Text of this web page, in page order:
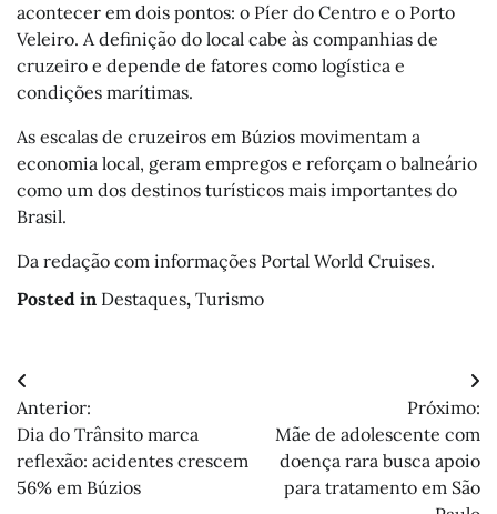
acontecer em dois pontos: o Píer do Centro e o Porto
Veleiro. A definição do local cabe às companhias de
cruzeiro e depende de fatores como logística e
condições marítimas.
As escalas de cruzeiros em Búzios movimentam a
economia local, geram empregos e reforçam o balneário
como um dos destinos turísticos mais importantes do
Brasil.
Da redação com informações Portal World Cruises.
Posted in Destaques, Turismo
Navegação
de
Post
Anterior:
Dia do Trânsito marca
reflexão: acidentes crescem
56% em Búzios
Próximo:
Mãe de adolescente com
doença rara busca apoio
para tratamento em São